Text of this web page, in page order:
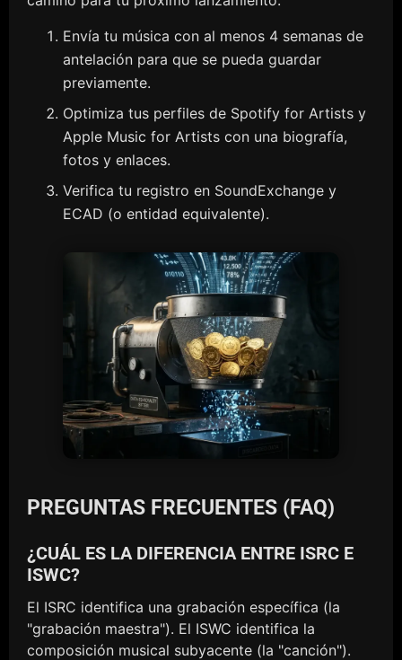
Envía tu música con al menos 4 semanas de
antelación para que se pueda guardar
previamente.
Optimiza tus perfiles de Spotify for Artists y
Apple Music for Artists con una biografía,
fotos y enlaces.
Verifica tu registro en SoundExchange y
ECAD (o entidad equivalente).
PREGUNTAS FRECUENTES (FAQ)
¿CUÁL ES LA DIFERENCIA ENTRE ISRC E
ISWC?
El ISRC identifica una grabación específica (la
"grabación maestra"). El ISWC identifica la
composición musical subyacente (la "canción").